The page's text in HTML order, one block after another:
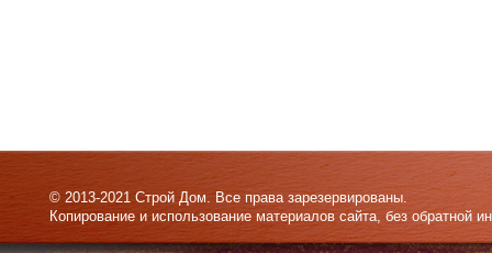
© 2013-2021 Строй Дом. Все права зарезервированы.
Копирование и использование материалов сайта, без обратной